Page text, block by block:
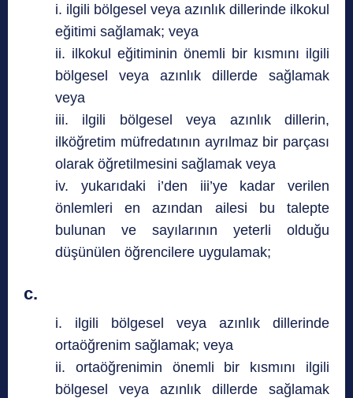
i. ilgili bölgesel veya azınlık dillerinde ilkokul
eğitimi sağlamak; veya
ii. ilkokul eğitiminin önemli bir kısmını ilgili
bölgesel veya azınlık dillerde sağlamak
veya
iii. ilgili bölgesel veya azınlık dillerin,
ilköğretim müfredatının ayrılmaz bir parçası
olarak öğretilmesini sağlamak veya
iv. yukarıdaki i’den iii’ye kadar verilen
önlemleri en azından ailesi bu talepte
bulunan ve sayılarının yeterli olduğu
düşünülen öğrencilere uygulamak;
c.
i. ilgili bölgesel veya azınlık dillerinde
ortaöğrenim sağlamak; veya
ii. ortaöğrenimin önemli bir kısmını ilgili
bölgesel veya azınlık dillerde sağlamak